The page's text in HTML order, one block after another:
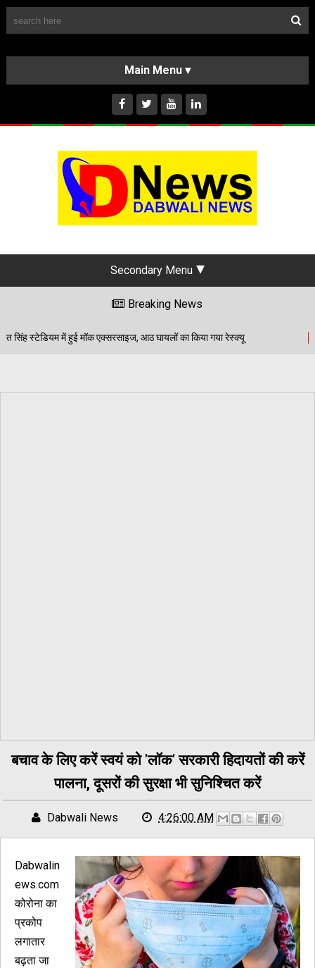
HOME
ABOUT US
INSTAGRAM
Secondary Menu
Breaking News
आठ घायलों का किया गया रेस्क्यू 06/08/2026 पेड़ जन्म से मरण तक
बचाव के लिए करें स्वयं को 'लॉक' सरकारी हिदायतों की करें
पालना, दूसरों की सुरक्षा भी सुनिश्चित करें
Dabwali News 4:26:00 AM
Dabwalin
ews.com
कोरोना का
प्रकोप
लगातार
बढ़ता जा